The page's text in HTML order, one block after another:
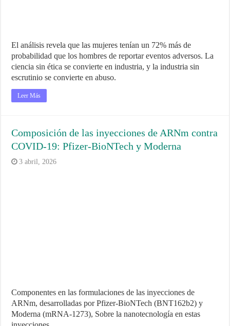
El análisis revela que las mujeres tenían un 72% más de
probabilidad que los hombres de reportar eventos adversos. La
ciencia sin ética se convierte en industria, y la industria sin
escrutinio se convierte en abuso.
Leer Más
Composición de las inyecciones de ARNm contra
COVID-19: Pfizer-BioNTech y Moderna
3 abril, 2026
Componentes en las formulaciones de las inyecciones de
ARNm, desarrolladas por Pfizer-BioNTech (BNT162b2) y
Moderna (mRNA-1273), Sobre la nanotecnología en estas